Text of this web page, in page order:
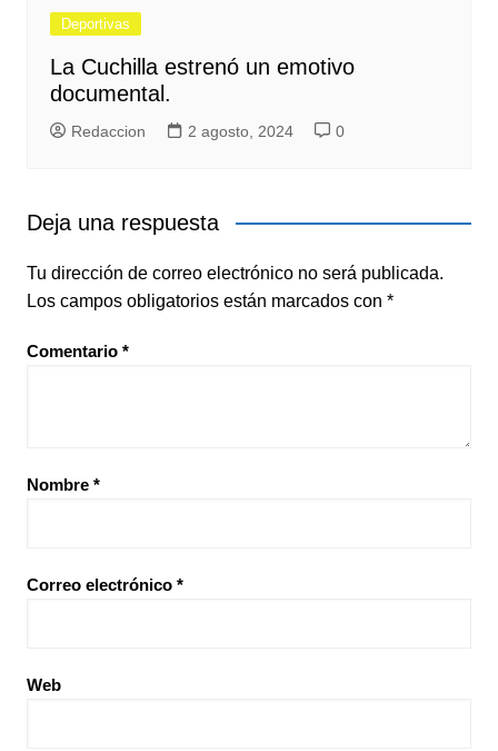
Deportivas
La Cuchilla estrenó un emotivo
documental.
Redaccion 2 agosto, 2024 0
Deja una respuesta
Tu dirección de correo electrónico no será publicada.
Los campos obligatorios están marcados con *
Comentario *
Nombre *
Correo electrónico *
Web